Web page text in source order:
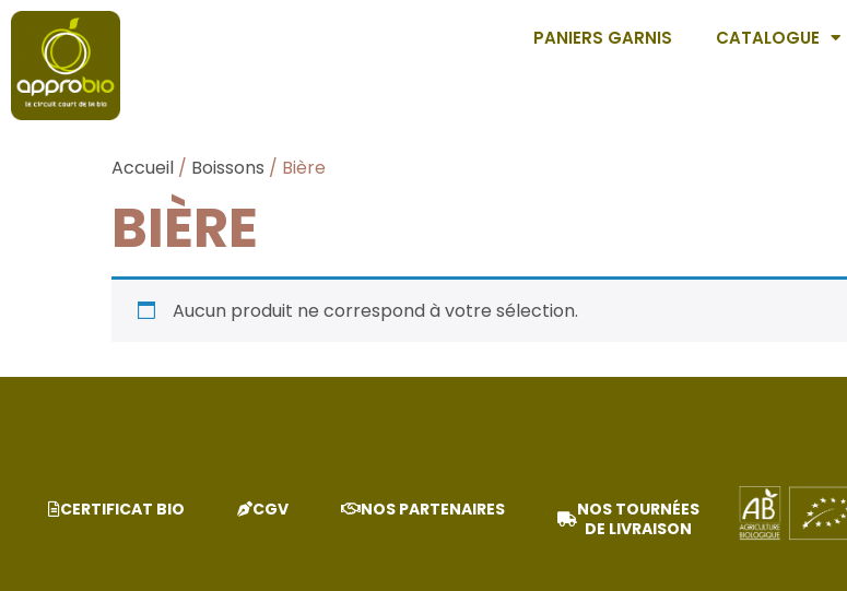
PANIERS GARNIS CATALOGUE
Accueil / Boissons / Bière
BIÈRE
Aucun produit ne correspond à votre sélection.
CERTIFICAT BIO CGV NOS PARTENAIRES
NOS TOURNÉES
DE LIVRAISON